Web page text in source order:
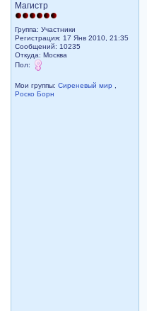
Магистр
Группа: Участники
Регистрация: 17 Янв 2010, 21:35
Сообщений: 10235
Откуда: Москва
Пол:
Мои группы:Сиреневый мир
Роско Борн